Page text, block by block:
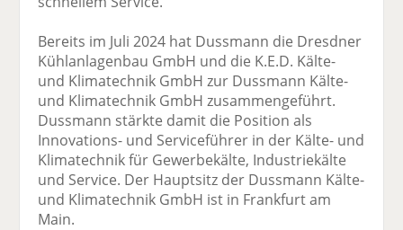
Bereits im Juli 2024 hat Dussmann die Dresdner
Kühlanlagenbau GmbH und die K.E.D. Kälte-
und Klimatechnik GmbH zur Dussmann Kälte-
und Klimatechnik GmbH zusammengeführt.
Dussmann stärkte damit die Position als
Innovations- und Serviceführer in der Kälte- und
Klimatechnik für Gewerbekälte, Industriekälte
und Service. Der Hauptsitz der Dussmann Kälte-
und Klimatechnik GmbH ist in Frankfurt am
Main.